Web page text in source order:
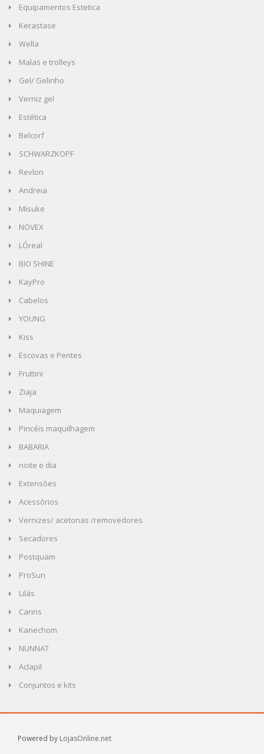
Equipamentos Estetica
Kerastase
Wella
Malas e trolleys
Gel/ Gelinho
Verniz gel
Estética
Belcorf
SCHWARZKOPF
Revlon
Andreia
Misuke
NOVEX
LÓreal
BIO SHINE
KayPro
Cabelos
YOUNG
Kiss
Escovas e Pentes
Fruttini
Ziaja
Maquiagem
Pincéis maquilhagem
BABARIA
noite e dia
Extensões
Acessórios
Vernizes/ acetonas /removedores
Secadores
Postquam
ProSun
Lilás
Carins
Kanechom
NUNNAT
Aclapil
Conjuntos e kits
Powered by LojasOnline.net